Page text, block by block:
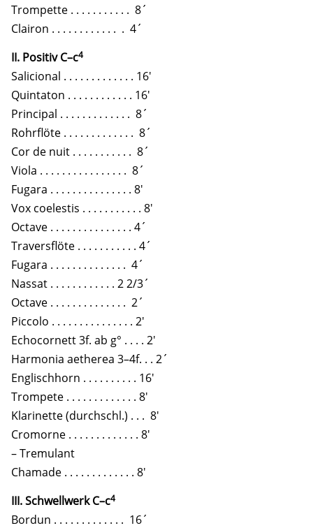
Trompette . . . . . . . . . . . 8´
Clairon . . . . . . . . . . . . . 4´
II. Positiv C–c4
Salicional . . . . . . . . . . . . . 16′
Quintaton . . . . . . . . . . . . 16′
Principal . . . . . . . . . . . . . 8´
Rohrflöte . . . . . . . . . . . . . 8´
Cor de nuit . . . . . . . . . . . 8´
Viola . . . . . . . . . . . . . . . . 8´
Fugara . . . . . . . . . . . . . . . 8′
Vox coelestis . . . . . . . . . . . 8′
Octave . . . . . . . . . . . . . . . 4´
Traversflöte . . . . . . . . . . . 4´
Fugara . . . . . . . . . . . . . . 4´
Nassat . . . . . . . . . . . . 2 2/3´
Octave . . . . . . . . . . . . . . 2´
Piccolo . . . . . . . . . . . . . . . 2′
Echocornett 3f. ab g° . . . . 2′
Harmonia aetherea 3–4f. . . 2´
Englischhorn . . . . . . . . . . 16′
Trompete . . . . . . . . . . . . . 8′
Klarinette (durchschl.) . . . 8′
Cromorne . . . . . . . . . . . . . 8′
– Tremulant
Chamade . . . . . . . . . . . . . 8′
III. Schwellwerk C–c4
Bordun . . . . . . . . . . . . . 16´